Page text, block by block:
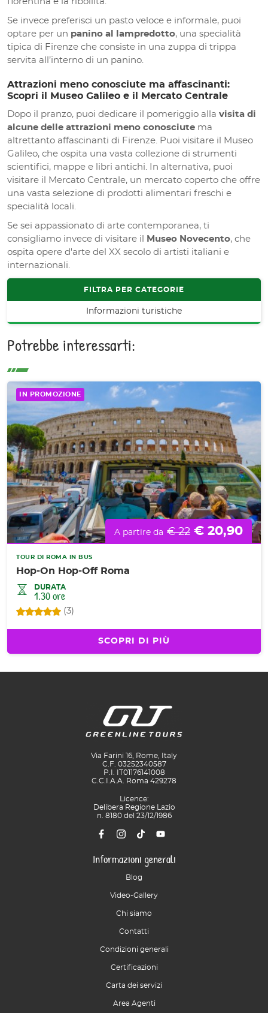
Se invece preferisci un pasto veloce e informale, puoi
optare per un panino al lampredotto, una specialità
tipica di Firenze che consiste in una zuppa di trippa
servita all’interno di un panino.
Attrazioni meno conosciute ma affascinanti:
Scopri il Museo Galileo e il Mercato Centrale
Dopo il pranzo, puoi dedicare il pomeriggio alla visita di
alcune delle attrazioni meno conosciute ma
altrettanto affascinanti di Firenze. Puoi visitare il Museo
Galileo, che ospita una vasta collezione di strumenti
scientifici, mappe e libri antichi. In alternativa, puoi
visitare il Mercato Centrale, un mercato coperto che offre
una vasta selezione di prodotti alimentari freschi e
specialità locali.
Se sei appassionato di arte contemporanea, ti
consigliamo invece di visitare il
Museo Novecento, che
ospita opere d'arte del XX secolo di artisti italiani e
internazionali.
FILTRA PER CATEGORIE
Informazioni turistiche
Potrebbe interessarti:
IN PROMOZIONE
A partire da € 22 € 20,90
TOUR DI ROMA IN BUS
Hop-On Hop-Off Roma
DURATA
1.30 ore
(3)
SCOPRI DI PIÙ
Via Farini 16, Rome, Italy
C.F. 03252340587
P.I. IT01176141008
C.C.I.A.A. Roma 429278
Licence:
Delibera Regione Lazio
n. 8180 del 23/12/1986
Informazioni generali
Blog
Video-Gallery
Chi siamo
Contatti
Condizioni generali
Certificazioni
Carta dei servizi
Area Agenti